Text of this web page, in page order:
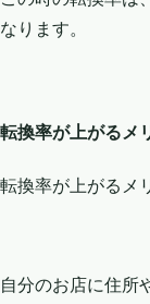
なります。
転換率が上がるメ
転換率が上がるメ
自分のお店に住所